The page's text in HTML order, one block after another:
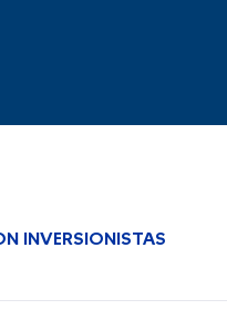
INVERSIONISTAS